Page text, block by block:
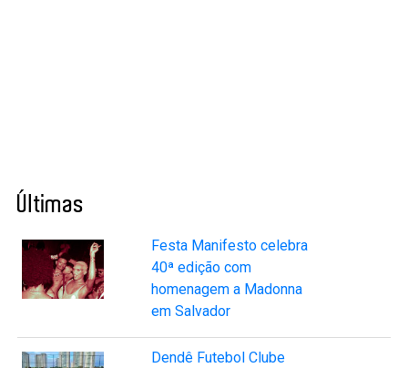
Últimas
Festa Manifesto celebra
40ª edição com
homenagem a Madonna
em Salvador
Dendê Futebol Clube